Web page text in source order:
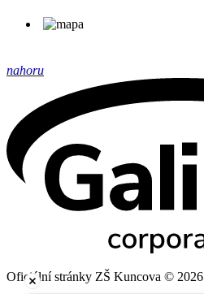
nahoru
Oficiální stránky ZŠ Kuncova © 2026